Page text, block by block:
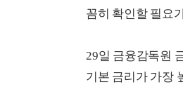
꼼히 확인할 필요
29일 금융감독원
기본 금리가 가장